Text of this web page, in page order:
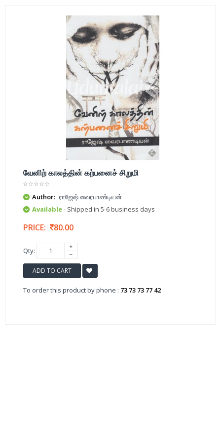
வேனிற் காலத்தின் கற்பனைச் சிறுமி
Author: ராஜேஷ் வைரபாண்டியன்
Available- Shipped in 5-6 business days
PRICE: 80.00
Qty:
ADD TO CART
To order this product by phone : 73 73 73 77 42